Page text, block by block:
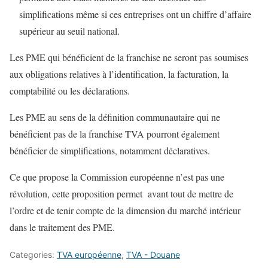
simplifications même si ces entreprises ont un chiffre d’affaire
supérieur au seuil national.
Les PME qui bénéficient de la franchise ne seront pas soumises
aux obligations relatives à l’identification, la facturation, la
comptabilité ou les déclarations.
Les PME au sens de la définition communautaire qui ne
bénéficient pas de la franchise TVA pourront également
bénéficier de simplifications, notamment déclaratives.
Ce que propose la Commission européenne n’est pas une
révolution, cette proposition permet avant tout de mettre de
l’ordre et de tenir compte de la dimension du marché intérieur
dans le traitement des PME.
Categories: TVA européenne, TVA - Douane